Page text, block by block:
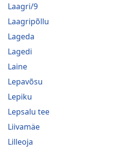
Laagri/9
Laagripõllu
Lageda
Lagedi
Laine
Lepavõsu
Lepiku
Lepsalu tee
Liivamäe
Lilleoja